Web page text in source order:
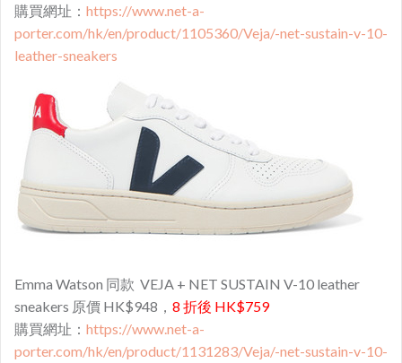
購買網址： https://www.net-a-
porter.com/hk/en/product/1105360/Veja/-net-sustain-v-10-
leather-sneakers
Emma Watson 同款 VEJA + NET SUSTAIN V-10 leather
sneakers 原價 HK$948， 8 折後 HK$759
購買網址： https://www.net-a-
porter.com/hk/en/product/1131283/Veja/-net-sustain-v-10-